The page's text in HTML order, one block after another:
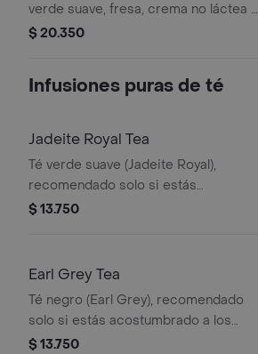
verde suave, fresa, crema no láctea y
leche deslactosada. Se recomienda
$ 20.350
Infusiones puras de té
Jadeite Royal Tea
Té verde suave (Jadeite Royal),
recomendado solo si estás
acostumbrado a los sabores de té
$ 13.750
Earl Grey Tea
Té negro (Earl Grey), recomendado
solo si estás acostumbrado a los
sabores de té puros.
$ 13.750